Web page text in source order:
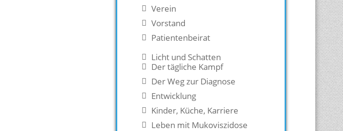
Verein
Vorstand
Patientenbeirat
Licht und Schatten
Der tägliche Kampf
Der Weg zur Diagnose
Entwicklung
Kinder, Küche, Karriere
Leben mit Mukoviszidose